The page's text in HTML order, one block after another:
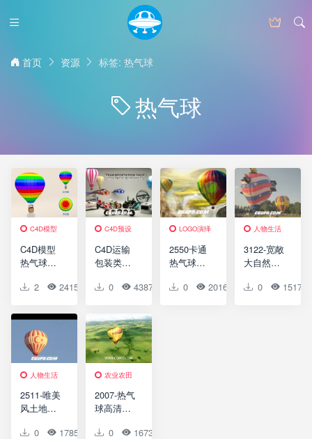
首页 资源 标签: 热气球
热气球
C4D模型
C4D模型
热气球
Hot Air
材质 含贴
图
2 2415 1 0
C4D预设
C4D运输
包装类模
Transporta
0 4387 0 0
LOGO演绎
2550卡通
热气球
动画AE模
0 2016 0 0
人物生活
3122-宽敞
大自然草
斓热气球
0 1517
人物生活
2511-唯美
风土地貌
品热气球
0 1785 0 0
农业农田
2007-热气
球高清实
材 0 1673